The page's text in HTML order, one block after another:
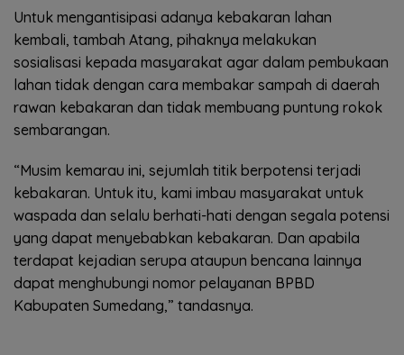
Untuk mengantisipasi adanya kebakaran lahan
kembali, tambah Atang, pihaknya melakukan
sosialisasi kepada masyarakat agar dalam pembukaan
lahan tidak dengan cara membakar sampah di daerah
rawan kebakaran dan tidak membuang puntung rokok
sembarangan.
“Musim kemarau ini, sejumlah titik berpotensi terjadi
kebakaran. Untuk itu, kami imbau masyarakat untuk
waspada dan selalu berhati-hati dengan segala potensi
yang dapat menyebabkan kebakaran. Dan apabila
terdapat kejadian serupa ataupun bencana lainnya
dapat menghubungi nomor pelayanan BPBD
Kabupaten Sumedang,” tandasnya.